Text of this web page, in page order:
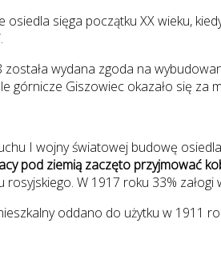
osiedla sięga początku XX wieku,
została wydana zgoda na
górnicze Giszowiec okazało się za
I wojny światowej budowę
pod ziemią zaczęto przyjmować
rosyjskiego. W 1917 roku 33%
oddano do użytku w 1911